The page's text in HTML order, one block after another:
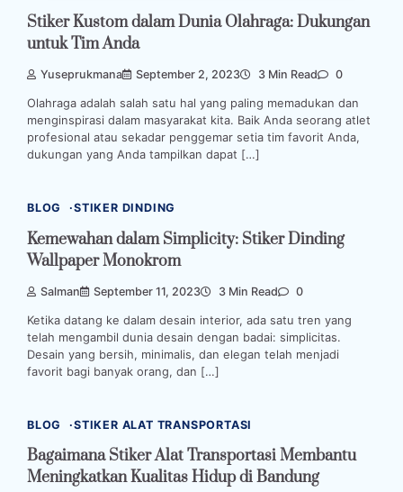
Stiker Kustom dalam Dunia Olahraga: Dukungan
untuk Tim Anda
Yuseprukmana September 2, 2023 3 Min Read 0
Olahraga adalah salah satu hal yang paling memadukan dan
menginspirasi dalam masyarakat kita. Baik Anda seorang atlet
profesional atau sekadar penggemar setia tim favorit Anda,
dukungan yang Anda tampilkan dapat […]
BLOG STIKER DINDING
Kemewahan dalam Simplicity: Stiker Dinding
Wallpaper Monokrom
Salman September 11, 2023 3 Min Read 0
Ketika datang ke dalam desain interior, ada satu tren yang
telah mengambil dunia desain dengan badai: simplicitas.
Desain yang bersih, minimalis, dan elegan telah menjadi
favorit bagi banyak orang, dan […]
BLOG STIKER ALAT TRANSPORTASI
Bagaimana Stiker Alat Transportasi Membantu
Meningkatkan Kualitas Hidup di Bandung